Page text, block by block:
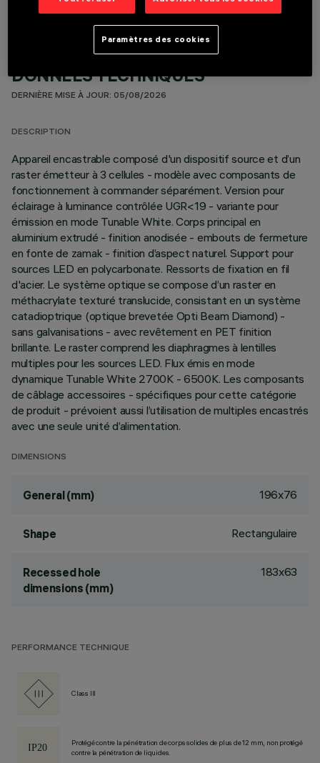
DONNÉES TECHNIQUES
DERNIÈRE MISE À JOUR: 05/08/2026
DESCRIPTION
Appareil encastrable composé d'un dispositif source et d’un
raster émetteur à 3 cellules - modèle avec composants de
fonctionnement à commander séparément. Version pour
éclairage à luminance contrôlée UGR<19 - variante pour
émission en mode Tunable White. Corps principal en
aluminium extrudé - finition anodisée - embouts de fermeture
en fonte de zamak - finition d’aspect naturel. Support pour
sources LED en polycarbonate. Ressorts de fixation en fil
d'acier. Le système optique se compose d’un raster en
méthacrylate texturé translucide, consistant en un système
catadioptrique (optique brevetée Opti Beam Diamond) -
sans galvanisations - avec revêtement en PET finition
brillante. Le raster comprend les diaphragmes à lentilles
multiples pour les sources LED. Flux émis en mode
dynamique Tunable White 2700K - 6500K. Les composants
de câblage accessoires - spécifiques pour cette catégorie
de produit - prévoient aussi l’utilisation de multiples encastrés
avec une seule unité d’alimentation.
DIMENSIONS
General (mm) 196x76
Shape Rectangulaire
Recessed hole
dimensions (mm)
183x63
PERFORMANCE TECHNIQUE
Class III
Protégé contre la pénétration de corps solides de plus de 12 mm, non protégé
contre la pénétration de liquides.
Paramètres des cookies